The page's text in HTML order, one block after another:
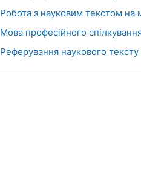
Робота з науковим текстом на
Мова професійного
Реферування наукового тексту